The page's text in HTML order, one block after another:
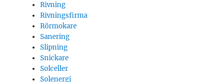
Rivning
Rivningsfirma
Rörmokare
Sanering
Slipning
Snickare
Solceller
Solenergi